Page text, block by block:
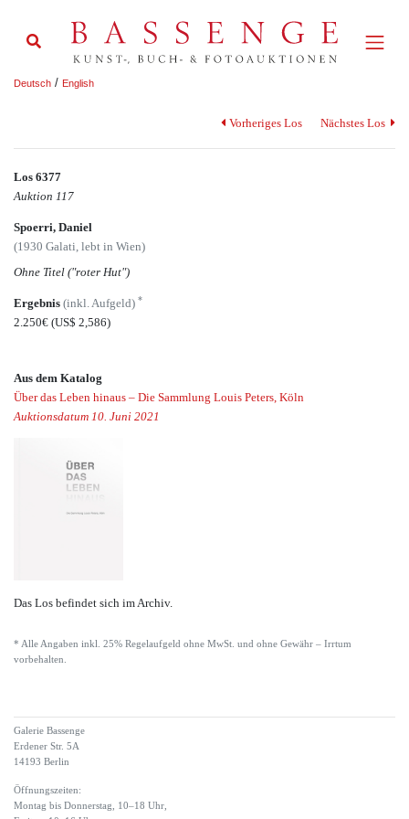
Deutsch / English
Vorheriges Los Nächstes Los
Los 6377
Auktion 117
Spoerri, Daniel
(1930 Galati, lebt in Wien)
Ohne Titel ("roter Hut")
Ergebnis (inkl. Aufgeld) *
2.250€ (US$ 2,586)
Aus dem Katalog
Über das Leben hinaus – Die Sammlung Louis Peters, Köln
Auktionsdatum 10. Juni 2021
Das Los befindet sich im Archiv.
* Alle Angaben inkl. 25% Regelaufgeld ohne MwSt. und ohne Gewähr – Irrtum
vorbehalten.
Galerie Bassenge
Erdener Str. 5A
14193 Berlin
Öffnungszeiten:
Montag bis Donnerstag, 10–18 Uhr,